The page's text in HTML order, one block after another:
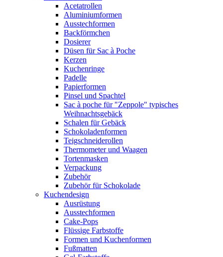
Acetatrollen
Aluminiumformen
Ausstechformen
Backförmchen
Dosierer
Düsen für Sac à Poche
Kerzen
Kuchenringe
Padelle
Papierformen
Pinsel und Spachtel
Sac à poche für "Zeppole" typisches
Weihnachtsgebäck
Schalen für Gebäck
Schokoladenformen
Teigschneiderollen
Thermometer und Waagen
Tortenmasken
Verpackung
Zubehör
Zubehör für Schokolade
Kuchendesign
Ausrüstung
Ausstechformen
Cake-Pops
Flüssige Farbstoffe
Formen und Kuchenformen
Fußmatten